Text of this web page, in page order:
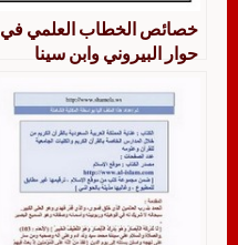
خصائص الخطاب العلمي في
حوار البيروني وابن سينا